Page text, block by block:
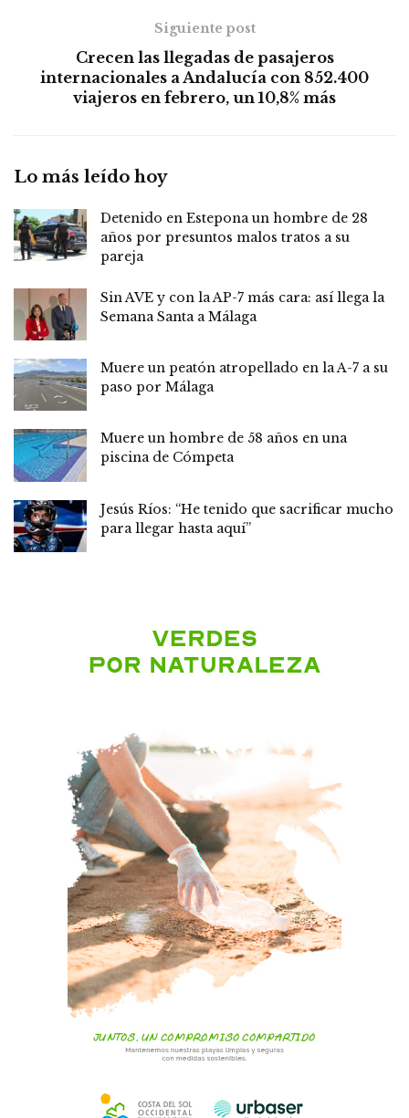
Siguiente post
Crecen las llegadas de pasajeros
internacionales a Andalucía con 852.400
viajeros en febrero, un 10,8% más
Lo más leído hoy
Detenido en Estepona un hombre de 28
años por presuntos malos tratos a su
pareja
Sin AVE y con la AP-7 más cara: así llega la
Semana Santa a Málaga
Muere un peatón atropellado en la A-7 a su
paso por Málaga
Muere un hombre de 58 años en una
piscina de Cómpeta
Jesús Ríos: “He tenido que sacrificar mucho
para llegar hasta aquí”